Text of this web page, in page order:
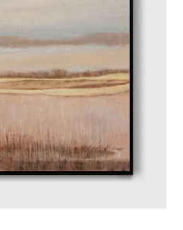
đốcTranh treo phòng ngủ